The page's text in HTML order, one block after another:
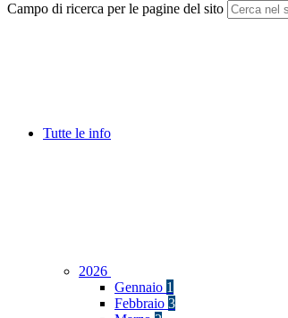
Campo di ricerca per le pagine del sito
Tutte le info
2026
Gennaio 1
Febbraio 3